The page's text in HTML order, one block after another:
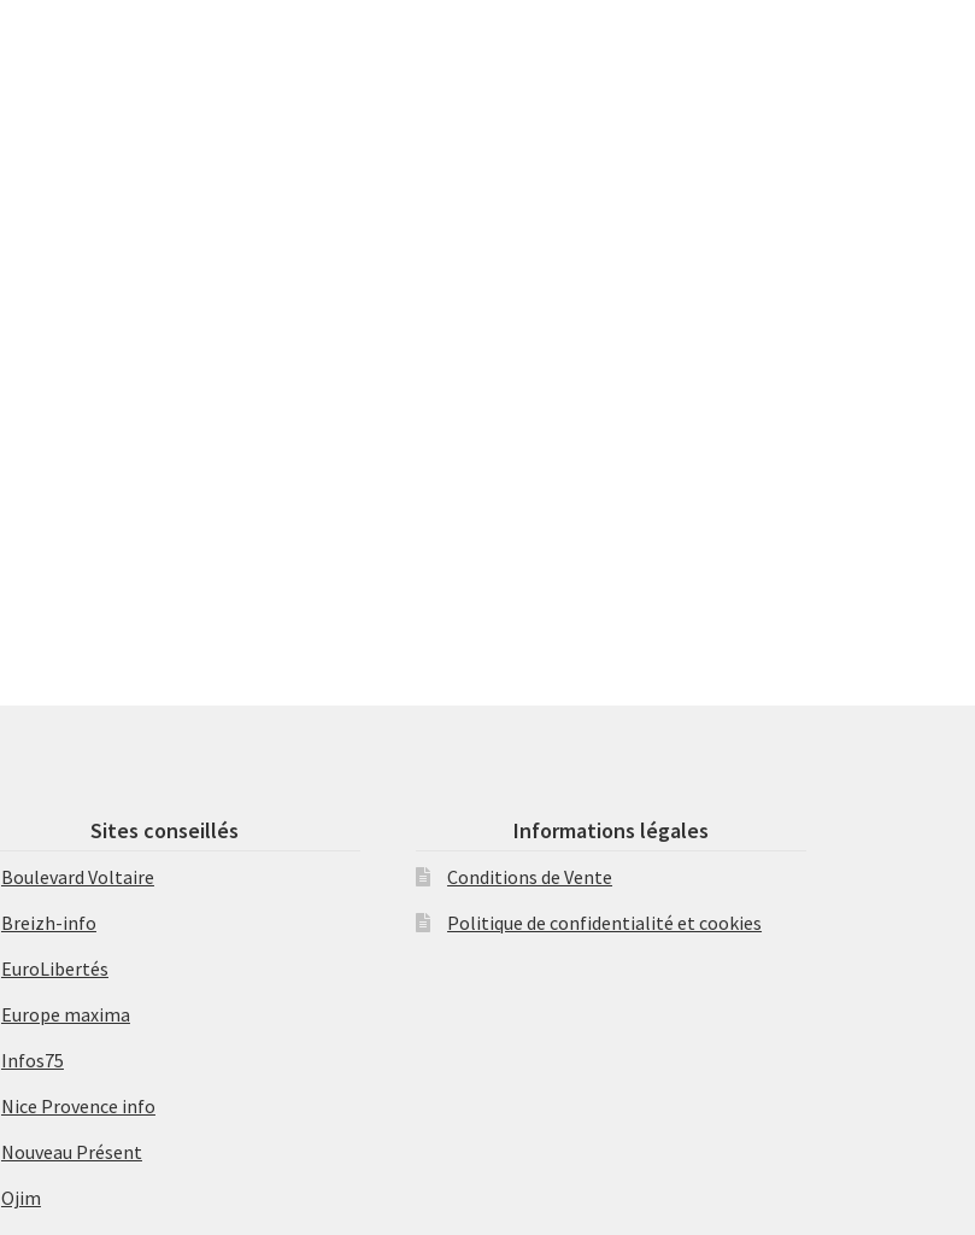
Sites conseillés
Boulevard Voltaire
Breizh-info
EuroLibertés
Europe maxima
Infos75
Nice Provence info
Nouveau Présent
Ojim
Informations légales
Conditions de Vente
Politique de confidentialité et cookies